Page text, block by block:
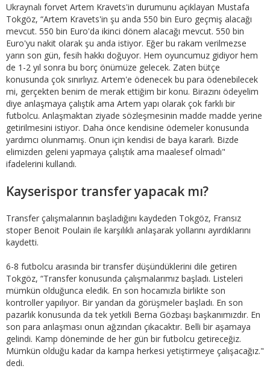
Ukraynalı forvet Artem Kravets'in durumunu açıklayan Mustafa
Tokgöz, “Artem Kravets'in şu anda 550 bin Euro geçmiş alacağı
mevcut. 550 bin Euro'da ikinci dönem alacağı mevcut. 550 bin
Euro'yu nakit olarak şu anda istiyor. Eğer bu rakam verilmezse
yarın son gün, fesih hakkı doğuyor. Hem oyuncumuz gidiyor hem
de 1-2 yıl sonra bu borç önümüze gelecek. Zaten bütçe
konusunda çok sınırlıyız. Artem'e ödenecek bu para ödenebilecek
mi, gerçekten benim de merak ettiğim bir konu. Birazını ödeyelim
diye anlaşmaya çalıştık ama Artem yapı olarak çok farklı bir
futbolcu. Anlaşmaktan ziyade sözleşmesinin madde madde yerine
getirilmesini istiyor. Daha önce kendisine ödemeler konusunda
yardımcı olunmamış. Onun için kendisi de baya kararlı. Bizde
elimizden geleni yapmaya çalıştık ama maalesef olmadı"
ifadelerini kullandı.
Kayserispor transfer yapacak mı?
Transfer çalışmalarının başladığını kaydeden Tokgöz, Fransız
stoper Benoit Poulain ile karşılıklı anlaşarak yollarını ayırdıklarını
kaydetti.
6-8 futbolcu arasında bir transfer düşündüklerini dile getiren
Tokgöz, “Transfer konusunda çalışmalarımız başladı. Listeleri
mümkün olduğunca eledik. En son hocamızla birlikte son
kontroller yapılıyor. Bir yandan da görüşmeler başladı. En son
pazarlık konusunda da tek yetkili Berna Gözbaşı başkanımızdır. En
son para anlaşması onun ağzından çıkacaktır. Belli bir aşamaya
gelindi. Kamp döneminde de her gün bir futbolcu getireceğiz.
Mümkün olduğu kadar da kampa herkesi yetiştirmeye çalışacağız."
dedi.